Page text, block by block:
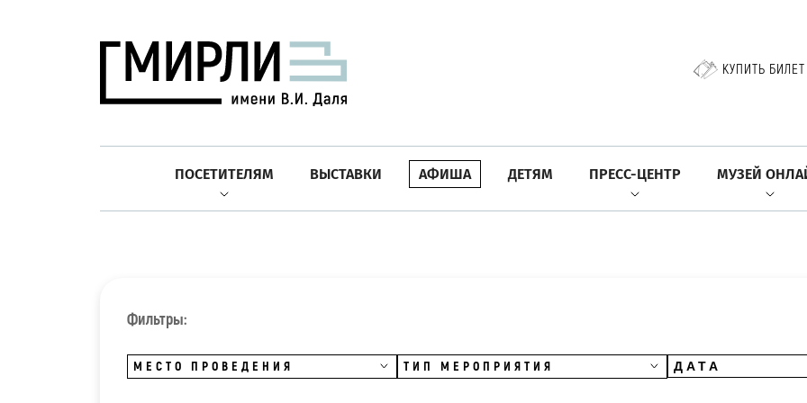
КУПИТЬ БИЛЕТ
ПОСЕТИТЕЛЯМ ВЫСТАВКИ АФИША ДЕТЯМ ПРЕСС-ЦЕНТР МУЗЕЙ
Фильтры:
МЕСТО ПРОВЕДЕНИЯ ТИП МЕРОПРИЯТИЯ